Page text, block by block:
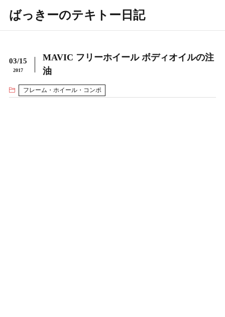
ばっきーのテキトー日記
03/15
2017
MAVIC フリーホイール ボディオイルの注
油
フレーム・ホイール・コンポ